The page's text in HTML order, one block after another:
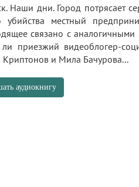
Наши дни. Город потрясает
убийства местный
связано с
приезжий видеоблогер-
Криптонов и Мила Бачурова...
аудиокнигу